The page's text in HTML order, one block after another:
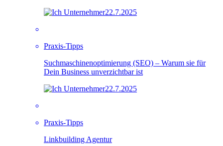
22.7.2025
Praxis-Tipps
Suchmaschinenoptimierung (SEO) – Warum sie für
Dein Business unverzichtbar ist
22.7.2025
Praxis-Tipps
Linkbuilding Agentur